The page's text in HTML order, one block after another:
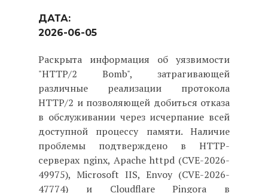
ДАТА:
2026-06-05
Раскрыта информация об уязвимости
"HTTP/2 Bomb", затрагивающей
различные реализации протокола
HTTP/2 и позволяющей добиться отказа
в обслуживании через исчерпание всей
доступной процессу памяти. Наличие
проблемы подтверждено в HTTP-
серверах nginx, Apache httpd (CVE-2026-
49975), Microsoft IIS, Envoy (CVE-2026-
47774) и Cloudflare Pingora в